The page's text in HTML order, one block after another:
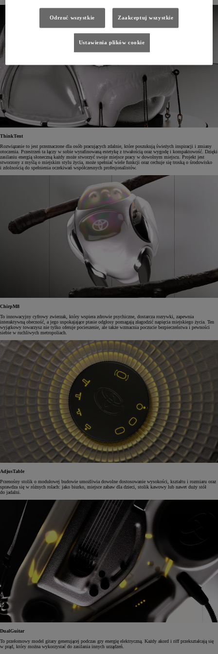
ThinkTent
Rozwiązanie to jest przeznaczone dla osób pracujących zdalnie, które poszukują świeżych inspiracji i zmiany
otoczenia. Przestrzeń ta łączy w sobie wyrafinowaną estetykę z trwałością oraz wygodę i kompaktowość. Dzięki
zasilaniu energią słoneczną każdy może stworzyć swoje miejsce pracy w dowolnym miejscu. Projekt jest
stworzony z myślą o miejskim stylu życia, może spełniać wiele funkcji oraz cechuje się troską o środowisko
i zdolnością do spełnienia oczekiwań współczesnych profesjonalistów.
ChirpM8
To innowacyjny cyfrowy zwierzak, który wspiera zdrowie psychiczne, dostarcza rozrywki, zapewnia
interaktywną obecność, a jego uspokajające ptasie odgłosy pomagają złagodzić napięcia miejskiego życia. Ten
wyjątkowy towarzysz nie tylko oferuje pocieszenie, ale także wzmacnia poczucie bezpieczeństwa i pewności
siebie w ruchliwych metropoliach.
AdjusTable
Przenośny stolik o modułowej budowie umożliwia dowolne dostosowanie wysokości, kształtu i rozmiaru oraz
sprawdza się w różnych rolach: jako biurko, miejsce zabaw dla dzieci, stolik kawowy lub nawet duży stół
do jadalni.
DualGuitar
To przełomowy model gitary generującej podczas gry energię elektryczną. Każdy akord i riff przekształcają się
w prąd, który można wykorzystać do zasilania innych urządzeń.
Odrzuć wszystkie Zaakceptuj wszystkie
Ustawienia plików cookie